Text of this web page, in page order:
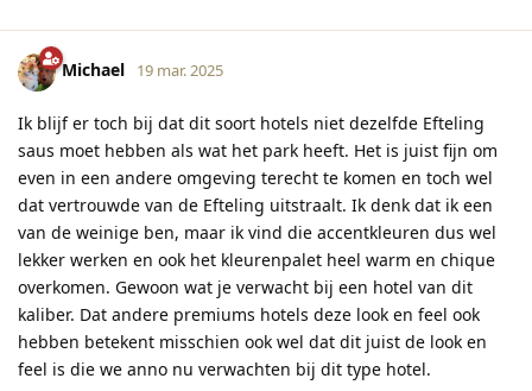
Michael 19 mar. 2025
Ik blijf er toch bij dat dit soort hotels niet dezelfde Efteling
saus moet hebben als wat het park heeft. Het is juist fijn om
even in een andere omgeving terecht te komen en toch wel
dat vertrouwde van de Efteling uitstraalt. Ik denk dat ik een
van de weinige ben, maar ik vind die accentkleuren dus wel
lekker werken en ook het kleurenpalet heel warm en chique
overkomen. Gewoon wat je verwacht bij een hotel van dit
kaliber. Dat andere premiums hotels deze look en feel ook
hebben betekent misschien ook wel dat dit juist de look en
feel is die we anno nu verwachten bij dit type hotel.